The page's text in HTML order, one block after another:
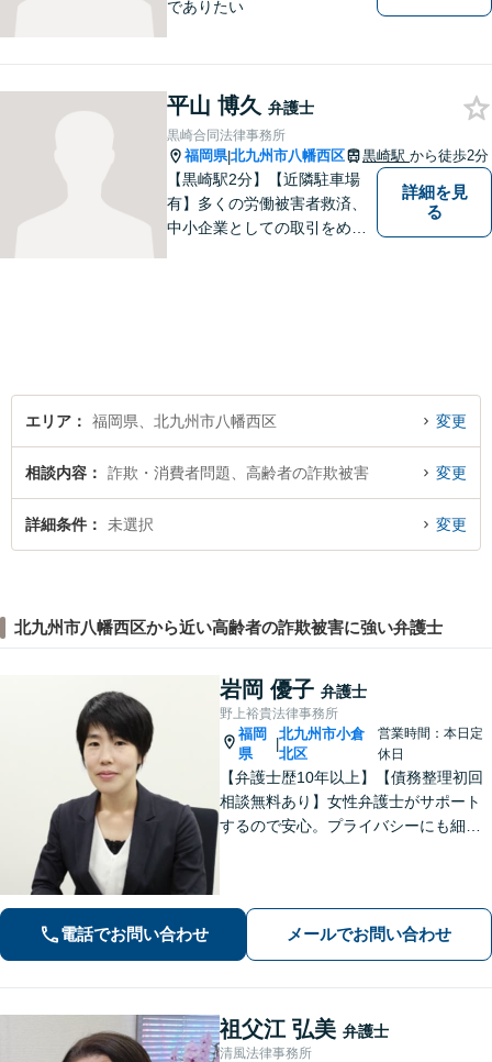
でありたい
平山 博久 弁護士
黒崎合同法律事務所
福岡県|北九州市八幡西区 黒崎駅 から徒歩2分
【黒崎駅2分】【近隣駐車場
有】多くの労働被害者救済、
中小企業としての取引をめぐ
詳細を見
る
エリア 福岡県、北九州市八幡西区 変更
相談内容 詐欺・消費者問題、高齢者の詐欺被害 変更
詳細条件 未選択 変更
北九州市八幡西区から近い高齢者の詐欺被害に強い弁護士
岩岡 優子 弁護士
野上裕貴法律事務所
福岡
県
|
北九州市小倉
北区
営業時間：本日定
休日
【弁護士歴10年以上】【債務整理初回
相談無料あり】女性弁護士がサポート
するので安心。プライバシーにも細心
い。【完全個室で相談】【駐車場あ
電話でお問い合わせ メールでお問い合わせ
祖父江 弘美 弁護士
清風法律事務所